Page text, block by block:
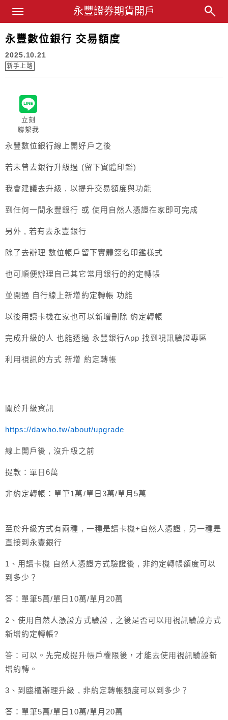
永豐業務經理杜昭逸Blog
永豐證券期貨開戶
Main Menu
永豐數位銀行 交易額度
2025.10.21
新手上路
立刻
聯繫我
永豐數位銀行線上開好戶之後
若未曾去銀行升級過 (留下實體印鑑)
我會建議去升級 , 以提升交易額度與功能
到任何一間永豐銀行 或 使用自然人憑證在家即可完成
另外 , 若有去永豐銀行
除了去辦理 數位帳戶留下實體簽名印鑑樣式
也可順便辦理自己其它常用銀行的約定轉帳
並開通 自行線上新增約定轉帳 功能
以後用讀卡機在家也可以新增刪除 約定轉帳
完成升級的人 也能透過 永豐銀行App 找到視訊驗證專區
利用視訊的方式 新增 約定轉帳
關於升級資訊
https://dawho.tw/about/upgrade
線上開戶後 , 沒升級之前
提款：單日6萬
非約定轉帳：單筆1萬/單日3萬/單月5萬
至於升級方式有兩種 , 一種是讀卡機+自然人憑證 , 另一種是
直接到永豐銀行
1、用讀卡機 自然人憑證方式驗證後 , 非約定轉帳額度可以
到多少？
答：單筆5萬/單日10萬/單月20萬
2、使用自然人憑證方式驗證 , 之後是否可以用視訊驗證方式
新增約定轉帳?
答：可以。先完成提升帳戶權限後，才能去使用視訊驗證新
增約轉。
3、到臨櫃辦理升級 , 非約定轉帳額度可以到多少？
答：單筆5萬/單日10萬/單月20萬